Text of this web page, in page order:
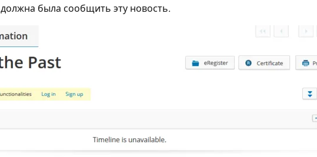
была сообщить эту новость.